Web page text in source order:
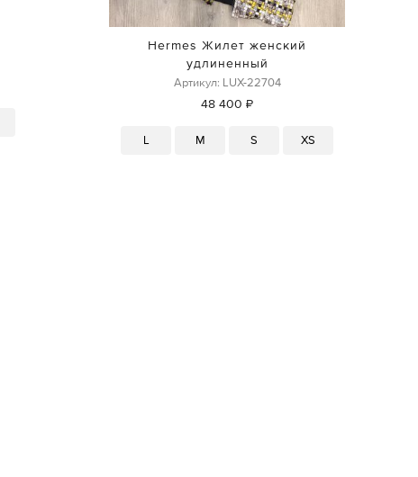
Hermes Жилет женский
удлиненный
Артикул: LUX-22704
48 400 ₽
L M S XS